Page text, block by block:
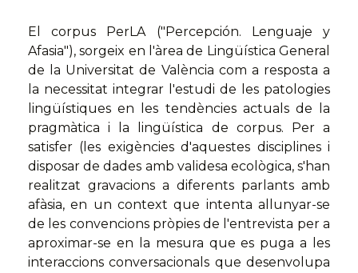
El corpus PerLA ("Percepción. Lenguaje y
Afasia"), sorgeix en l'àrea de Lingüística General
de la Universitat de València com a resposta a
la necessitat integrar l'estudi de les patologies
lingüístiques en les tendències actuals de la
pragmàtica i la lingüística de corpus. Per a
satisfer (les exigències d'aquestes disciplines i
disposar de dades amb validesa ecològica, s'han
realitzat gravacions a diferents parlants amb
afàsia, en un context que intenta allunyar-se
de les convencions pròpies de l'entrevista per a
aproximar-se en la mesura que es puga a les
interaccions conversacionals que desenvolupa